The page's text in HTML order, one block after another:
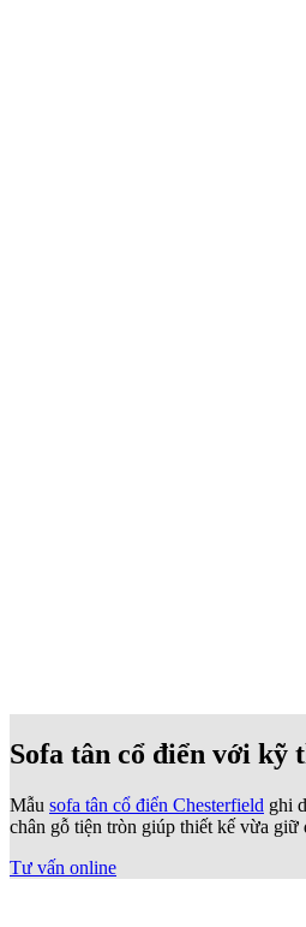
Sofa tân cổ điển với kỹ
Mẫu sofa tân cổ điển Chesterfield ghi
chân gỗ tiện tròn giúp thiết kế vừa
Tư vấn online